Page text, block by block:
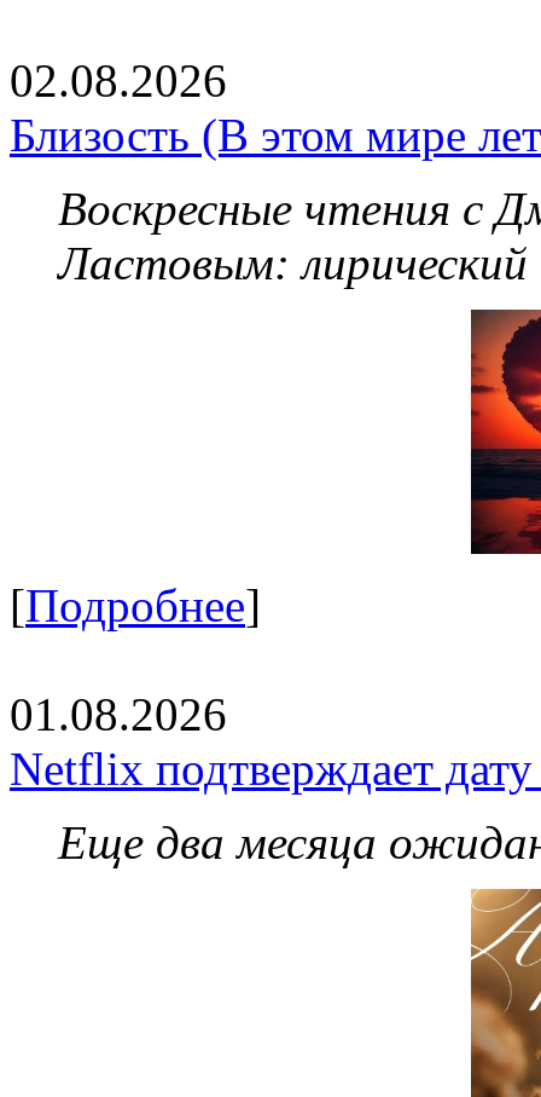
02.08.2026
Близость (В этом мире
Воскресные чтения с
Ластовым:
[Подробнее]
01.08.2026
Netflix подтверждает
Еще два месяца